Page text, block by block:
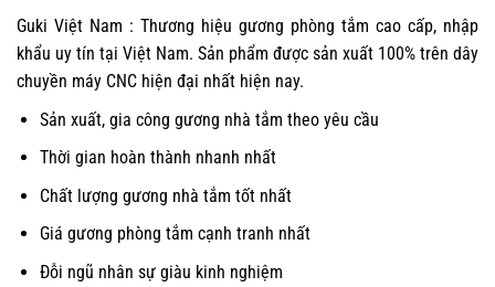
Guki Việt Nam : Thương hiệu gương phòng tắm cao cấp, nhập
khẩu uy tín tại Việt Nam. Sản phẩm được sản xuất 100% trên dây
chuyền máy CNC hiện đại nhất hiện nay.
Sản xuất, gia công gương nhà tắm theo yêu cầu
Thời gian hoàn thành nhanh nhất
Chất lượng gương nhà tắm tốt nhất
Giá gương phòng tắm cạnh tranh nhất
Đỗi ngũ nhân sự giàu kinh nghiệm